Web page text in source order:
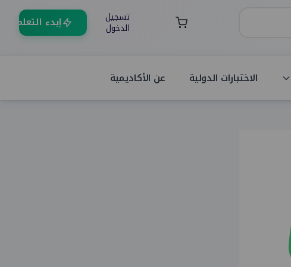
تسجيل
الدخول إبدء التعلم
الاختبارات الدولية عن الأكاديمية